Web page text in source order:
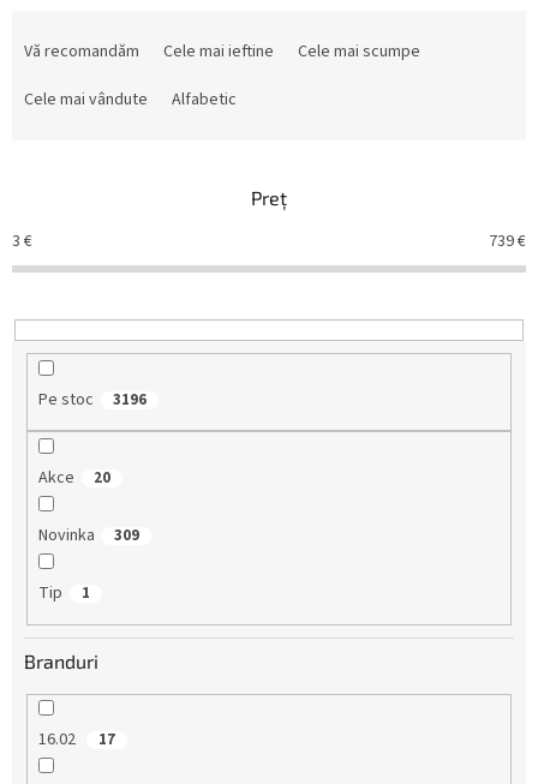
e
a
r
o
Vă recomandăm Cele mai ieftine
Cele mai scumpe
Cele mai vândute
Alfabetic
Preţ
3 € 739€
Pe stoc 3196
Akce 20
Novinka 309
Tip 1
Branduri
16.02 17